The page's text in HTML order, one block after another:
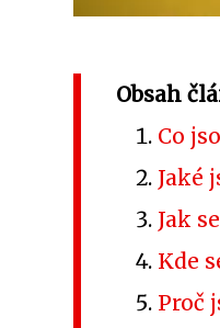
Obsah
Co
Jaké
Jak
Kde
Proč